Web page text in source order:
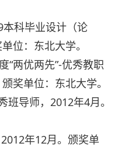
科毕业设计（论
位：东北大学。
“两优两先”-优秀教职
奖单位：东北大学。
班导师，2012年4月。
年12月。颁奖单